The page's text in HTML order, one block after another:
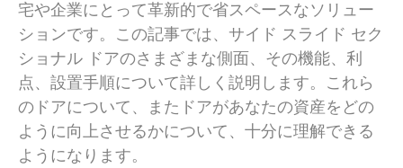
宅や企業にとって革新的で省スペースなソリュー
ションです。この記事では、サイド スライド セク
ショナル ドアのさまざまな側面、その機能、利
点、設置手順について詳しく説明します。これら
のドアについて、またドアがあなたの資産をどの
ように向上させるかについて、十分に理解できる
ようになります。